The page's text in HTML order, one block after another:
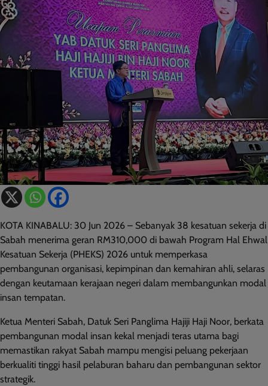
KOTA KINABALU: 30 Jun 2026 – Sebanyak 38 kesatuan sekerja di
Sabah menerima geran RM310,000 di bawah Program Hal Ehwal
Kesatuan Sekerja (PHEKS) 2026 untuk memperkasa
pembangunan organisasi, kepimpinan dan kemahiran ahli, selaras
dengan keutamaan kerajaan negeri dalam membangunkan modal
insan tempatan.
Ketua Menteri Sabah, Datuk Seri Panglima Hajiji Haji Noor, berkata
pembangunan modal insan kekal menjadi teras utama bagi
memastikan rakyat Sabah mampu mengisi peluang pekerjaan
berkualiti tinggi hasil pelaburan baharu dan pembangunan sektor
strategik.